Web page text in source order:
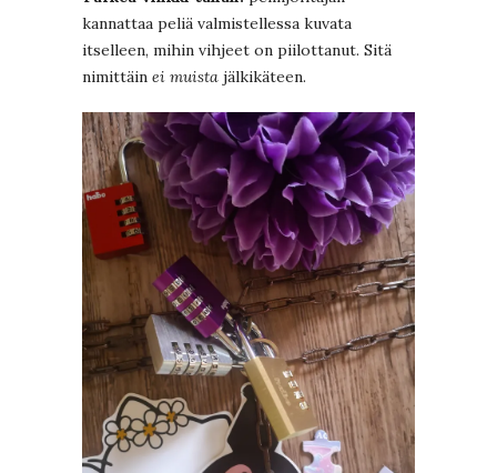
kannattaa peliä valmistellessa kuvata
itselleen, mihin vihjeet on piilottanut. Sitä
nimittäin ei muista jälkikäteen.